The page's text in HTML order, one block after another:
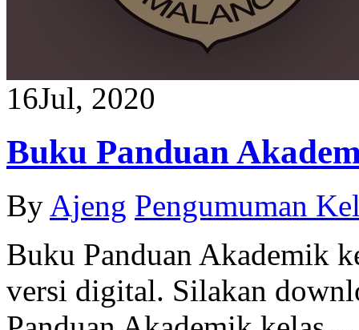
16Jul, 2020
Buku Panduan
By Ajeng Pengumuman
Buku Panduan Akademik
versi digital. Silakan